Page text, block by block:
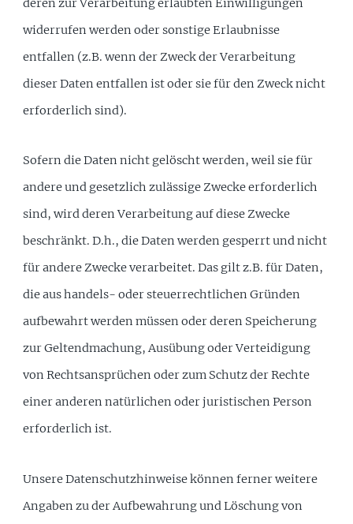
deren zur Verarbeitung erlaubten Einwilligungen
widerrufen werden oder sonstige Erlaubnisse
entfallen (z.B. wenn der Zweck der Verarbeitung
dieser Daten entfallen ist oder sie für den Zweck nicht
erforderlich sind).
Sofern die Daten nicht gelöscht werden, weil sie für
andere und gesetzlich zulässige Zwecke erforderlich
sind, wird deren Verarbeitung auf diese Zwecke
beschränkt. D.h., die Daten werden gesperrt und nicht
für andere Zwecke verarbeitet. Das gilt z.B. für Daten,
die aus handels- oder steuerrechtlichen Gründen
aufbewahrt werden müssen oder deren Speicherung
zur Geltendmachung, Ausübung oder Verteidigung
von Rechtsansprüchen oder zum Schutz der Rechte
einer anderen natürlichen oder juristischen Person
erforderlich ist.
Unsere Datenschutzhinweise können ferner weitere
Angaben zu der Aufbewahrung und Löschung von